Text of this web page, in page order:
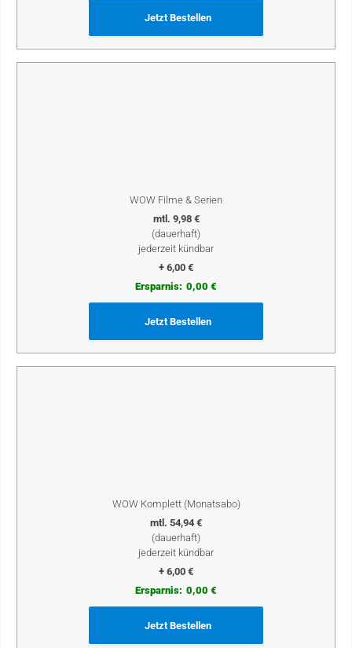
Jetzt Bestellen
WOW Filme & Serien
mtl. 9,98 €
(dauerhaft)
jederzeit kündbar
+ 6,00 €
Ersparnis: 0,00 €
Jetzt Bestellen
WOW Komplett (Monatsabo)
mtl. 54,94 €
(dauerhaft)
jederzeit kündbar
+ 6,00 €
Ersparnis: 0,00 €
Jetzt Bestellen